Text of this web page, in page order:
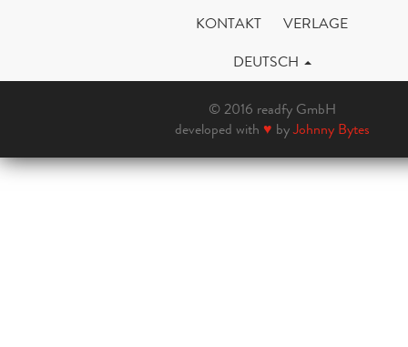
KONTAKT
VERLAGE
DEUTSCH
© 2016 readfy GmbH
developed with ♥ byJohnny Bytes